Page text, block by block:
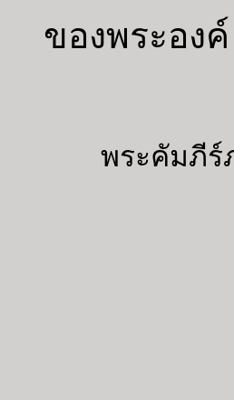
ของพระองค์
พระคัมภีร์